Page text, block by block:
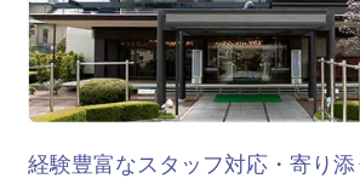
経験豊富なスタッフ対応・寄り添